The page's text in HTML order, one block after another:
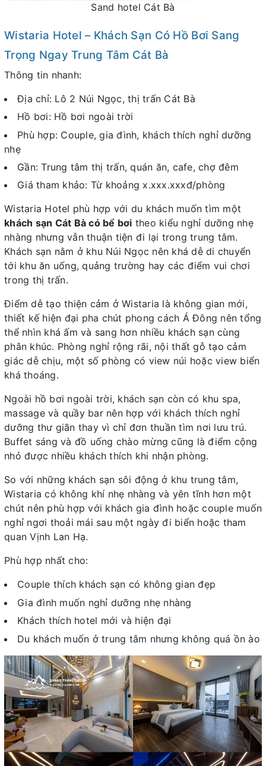
Sand hotel Cát Bà
Wistaria Hotel – Khách Sạn Có Hồ Bơi Sang
Trọng Ngay Trung Tâm Cát Bà
Thông tin nhanh:
Địa chỉ: Lô 2 Núi Ngọc, thị trấn Cát Bà
Hồ bơi: Hồ bơi ngoài trời
Phù hợp: Couple, gia đình, khách thích nghỉ dưỡng
nhẹ
Gần: Trung tâm thị trấn, quán ăn, cafe, chợ đêm
Giá tham khảo: Từ khoảng x.xxx.xxxđ/phòng
Wistaria Hotel phù hợp với du khách muốn tìm một
khách sạn Cát Bà có bể bơi theo kiểu nghỉ dưỡng nhẹ
nhàng nhưng vẫn thuận tiện đi lại trong trung tâm.
Khách sạn nằm ở khu Núi Ngọc nên khá dễ di chuyển
tới khu ăn uống, quảng trường hay các điểm vui chơi
trong thị trấn.
Điểm dễ tạo thiện cảm ở Wistaria là không gian mới,
thiết kế hiện đại pha chút phong cách Á Đông nên tổng
thể nhìn khá ấm và sang hơn nhiều khách sạn cùng
phân khúc. Phòng nghỉ rộng rãi, nội thất gỗ tạo cảm
giác dễ chịu, một số phòng có view núi hoặc view biển
khá thoáng.
Ngoài hồ bơi ngoài trời, khách sạn còn có khu spa,
massage và quầy bar nên hợp với khách thích nghỉ
dưỡng thư giãn thay vì chỉ đơn thuần tìm nơi lưu trú.
Buffet sáng và đồ uống chào mừng cũng là điểm cộng
nhỏ được nhiều khách thích khi nhận phòng.
So với những khách sạn sôi động ở khu trung tâm,
Wistaria có không khí nhẹ nhàng và yên tĩnh hơn một
chút nên phù hợp với khách gia đình hoặc couple muốn
nghỉ ngơi thoải mái sau một ngày đi biển hoặc tham
quan Vịnh Lan Hạ.
Phù hợp nhất cho:
Couple thích khách sạn có không gian đẹp
Gia đình muốn nghỉ dưỡng nhẹ nhàng
Khách thích hotel mới và hiện đại
Du khách muốn ở trung tâm nhưng không quá ồn ào